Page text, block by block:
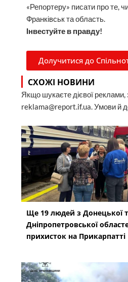
«Репортеру» писати про те,
Франківськ та область.
Інвестуйте в правду!
Долучитися до
СХОЖІ НОВИНИ
Якщо шукаєте дієвої реклами,
reklama@report.if.ua. Умови й
Ще 19 людей з Донецької
Дніпропетровської
прихисток на Прикарпатті